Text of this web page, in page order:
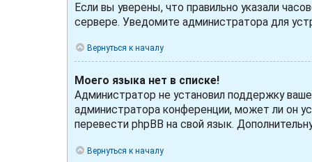
Если вы уверены, что правильно указали
сервере. Уведомите администратора для
Вернуться к началу
Моего языка нет в списке!
Администратор не установил поддержку
администратора конференции, может ли он
перевести phpBB на свой язык.
Вернуться к началу